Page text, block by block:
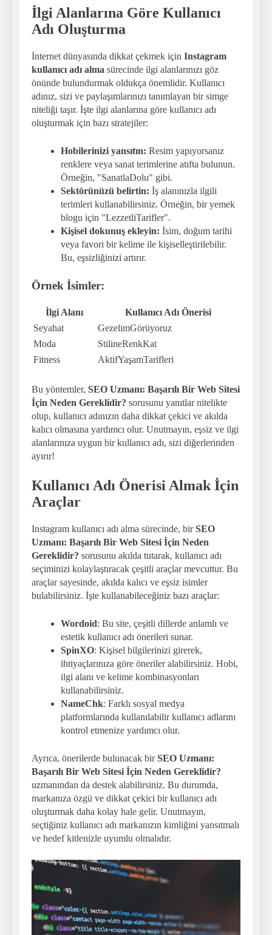
İlgi Alanlarına Göre Kullanıcı
Adı Oluşturma
İnternet dünyasında dikkat çekmek için Instagram
kullanıcı adı alma sürecinde ilgi alanlarınızı göz
önünde bulundurmak oldukça önemlidir. Kullanıcı
adınız, sizi ve paylaşımlarınızı tanımlayan bir simge
niteliği taşır. İşte ilgi alanlarına göre kullanıcı adı
oluşturmak için bazı stratejiler:
Hobilerinizi yansıtın: Resim yapıyorsanız
renklere veya sanat terimlerine atıfta bulunun.
Örneğin, "SanatlaDolu" gibi.
Sektörünüzü belirtin: İş alanınızla ilgili
terimleri kullanabilirsiniz. Örneğin, bir yemek
blogu için "LezzetliTarifler".
Kişisel dokunuş ekleyin: İsim, doğum tarihi
veya favori bir kelime ile kişiselleştirilebilir.
Bu, eşsizliğinizi artırır.
Örnek İsimler:
İlgi Alanı
Kullanıcı Adı Önerisi
Seyahat
GezelimGörüyoruz
Moda
StilineRenkKat
Fitness
AktifYaşamTarifleri
Bu yöntemler, SEO Uzmanı: Başarılı Bir Web Sitesi
İçin Neden Gereklidir? sorusunu yanıtlar nitelikte
olup, kullanıcı adınızın daha dikkat çekici ve akılda
kalıcı olmasına yardımcı olur. Unutmayın, eşsiz ve ilgi
alanlarınıza uygun bir kullanıcı adı, sizi diğerlerinden
ayırır!
Kullanıcı Adı Önerisi Almak İçin
Araçlar
Instagram kullanıcı adı alma sürecinde, birSEO
Uzmanı: Başarılı Bir Web Sitesi İçin Neden
Gereklidir? sorusunu akılda tutarak, kullanıcı adı
seçiminizi kolaylaştıracak çeşitli araçlar mevcuttur. Bu
araçlar sayesinde, akılda kalıcı ve eşsiz isimler
bulabilirsiniz. İşte kullanabileceğiniz bazı araçlar:
Wordoid: Bu site, çeşitli dillerde anlamlı ve
estetik kullanıcı adı önerileri sunar.
SpinXO: Kişisel bilgilerinizi girerek,
ihtiyaçlarınıza göre öneriler alabilirsiniz. Hobi,
ilgi alanı ve kelime kombinasyonları
kullanabilirsiniz.
NameChk: Farklı sosyal medya
platformlarında kullanılabilir kullanıcı adlarını
kontrol etmenize yardımcı olur.
Ayrıca, önerilerde bulunacak birSEO Uzmanı:
Başarılı Bir Web Sitesi İçin Neden Gereklidir?
uzmanından da destek alabilirsiniz. Bu durumda,
markanıza özgü ve dikkat çekici bir kullanıcı adı
oluşturmak daha kolay hale gelir. Unutmayın,
seçtiğiniz kullanıcı adı markanızın kimliğini yansıtmalı
ve hedef kitlenizle uyumlu olmalıdır.